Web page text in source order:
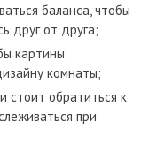
баланса, чтобы
друг от друга;
картины
комнаты;
стоит обратиться к
при